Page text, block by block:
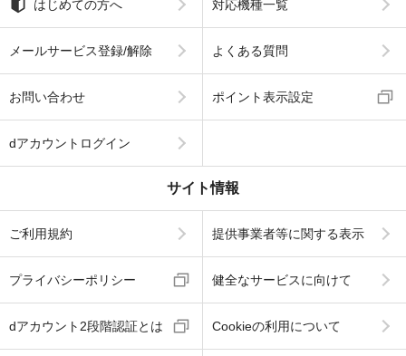
はじめての方へ 対応機種一覧
メールサービス登録/解除 よくある質問
お問い合わせ ポイント表示設定
dアカウントログイン
サイト情報
ご利用規約 提供事業者等に関する表示
プライバシーポリシー 健全なサービスに向けて
dアカウント2段階認証とは Cookieの利用について